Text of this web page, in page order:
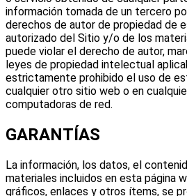
información tomada de un tercero
derechos de autor de propiedad de
autorizado del Sitio y/o de los
puede violar el derecho de autor,
leyes de propiedad intelectual
estrictamente prohibido el uso de
cualquier otro sitio web o en
computadoras de red.
GARANTÍAS
La información, los datos, el
materiales incluidos en esta página
gráficos, enlaces y otros ítems, se